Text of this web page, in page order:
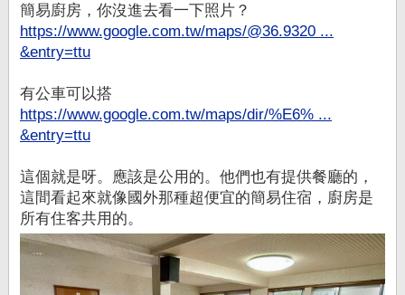
簡易廚房，你沒進去看一下照片？
https://www.google.com.tw/maps/@36.9320 ...
&entry=ttu
有公車可以搭
https://www.google.com.tw/maps/dir/%E6% ...
&entry=ttu
這個就是呀。應該是公用的。他們也有提供餐廳的，
這間看起來就像國外那種超便宜的簡易住宿，廚房是
所有住客共用的。